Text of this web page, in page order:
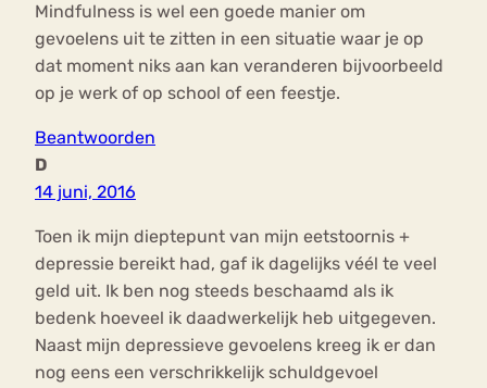
Mindfulness is wel een goede manier om
gevoelens uit te zitten in een situatie waar je op
dat moment niks aan kan veranderen bijvoorbeeld
op je werk of op school of een feestje.
Beantwoorden
D
14 juni, 2016
Toen ik mijn dieptepunt van mijn eetstoornis +
depressie bereikt had, gaf ik dagelijks véél te veel
geld uit. Ik ben nog steeds beschaamd als ik
bedenk hoeveel ik daadwerkelijk heb uitgegeven.
Naast mijn depressieve gevoelens kreeg ik er dan
nog eens een verschrikkelijk schuldgevoel